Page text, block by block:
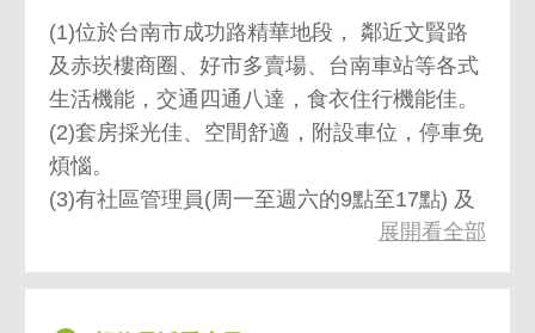
(1)位於台南市成功路精華地段， 鄰近文賢路
及赤崁樓商圈、好市多賣場、台南車站等各式
生活機能，交通四通八達，食衣住行機能佳。
(2)套房採光佳、空間舒適，附設車位，停車免
煩惱。
(3)有社區管理員(周一至週六的9點至17點) 及
展開看全部